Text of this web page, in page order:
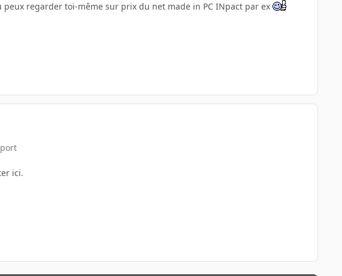
regarder toi-même sur prix du net made in PC INpact par ex
ici.